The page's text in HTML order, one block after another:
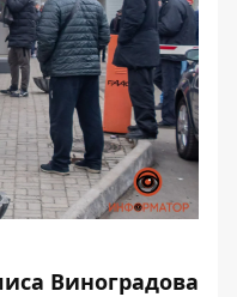
Виноградова